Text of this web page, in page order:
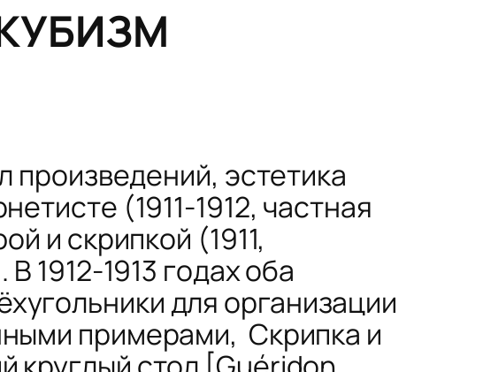
произведений, эстетика
(1911-1912, частная
и скрипкой (1911,
1912-1913 годах оба
для организации
примерами, Скрипка и